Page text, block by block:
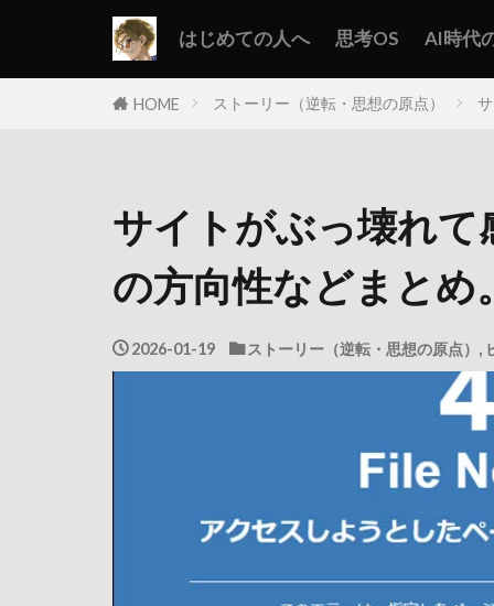
はじめての人へ 思考OS AI時代
HOME ストーリー（逆転・思想の原点）
サイトがぶっ壊れて
の方向性などまとめ
2026-01-19 ストーリー（逆転・思想の原点） ,